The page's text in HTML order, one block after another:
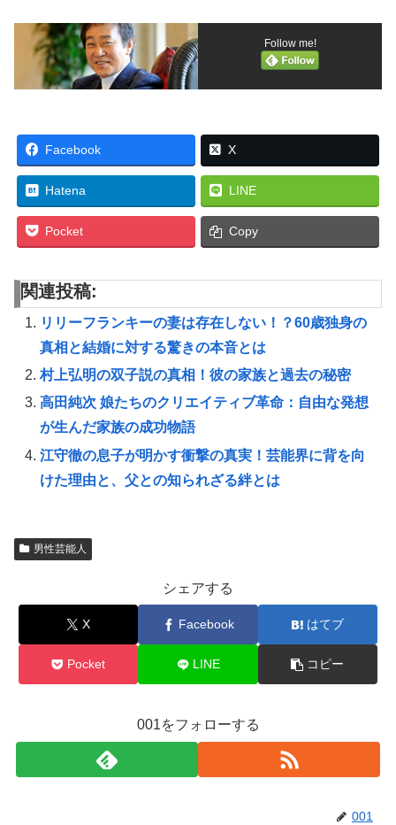
Follow me!
Facebook X
Hatena LINE
Pocket Copy
関連投稿:
リリーフランキーの妻は存在しない！？60歳独身の
真相と結婚に対する驚きの本音とは
村上弘明の双子説の真相！彼の家族と過去の秘密
高田純次 娘たちのクリエイティブ革命：自由な発想
が生んだ家族の成功物語
江守徹の息子が明かす衝撃の真実！芸能界に背を向
けた理由と、父との知られざる絆とは
男性芸能人
シェアする
X Facebook はてブ
Pocket LINE コピー
001をフォローする
001